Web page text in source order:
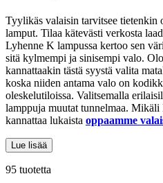
Tyylikäs valaisin tarvitsee tietenkin
lamput. Tilaa kätevästi verkosta
Lyhenne K lampussa kertoo sen
sitä kylmempi ja sinisempi valo.
kannattaakin tästä syystä valita
koska niiden antama valo on
oleskelutiloissa. Valitsemalla
lamppuja muutat tunnelmaa.
kannattaa lukaista oppaamme
Lue lisää
95 tuotetta